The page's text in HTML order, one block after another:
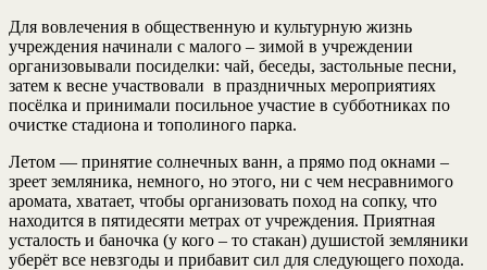
Для вовлечения в общественную и культурную жизнь
учреждения начинали с малого – зимой в учреждении
организовывали посиделки: чай, беседы, застольные песни,
затем к весне участвовали в праздничных мероприятиях
посёлка и принимали посильное участие в субботниках по
очистке стадиона и тополиного парка.
Летом — принятие солнечных ванн, а прямо под окнами –
зреет земляника, немного, но этого, ни с чем несравнимого
аромата, хватает, чтобы организовать поход на сопку, что
находится в пятидесяти метрах от учреждения. Приятная
усталость и баночка (у кого – то стакан) душистой земляники
уберёт все невзгоды и прибавит сил для следующего похода.